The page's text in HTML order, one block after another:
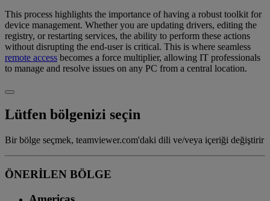
This process highlights the importance of having a robust toolkit for
device management. Whether you are updating drivers, editing the
registry, or restarting services, the ability to perform these actions
without disrupting the end-user is critical. This is where seamless
remote access becomes a force multiplier, allowing IT professionals
to manage and resolve issues on any PC from a central location.
Lütfen bölgenizi seçin
Bir bölge seçmek, teamviewer.com'daki dili ve/veya içeriği değiştirir
ÖNERİLEN BÖLGE